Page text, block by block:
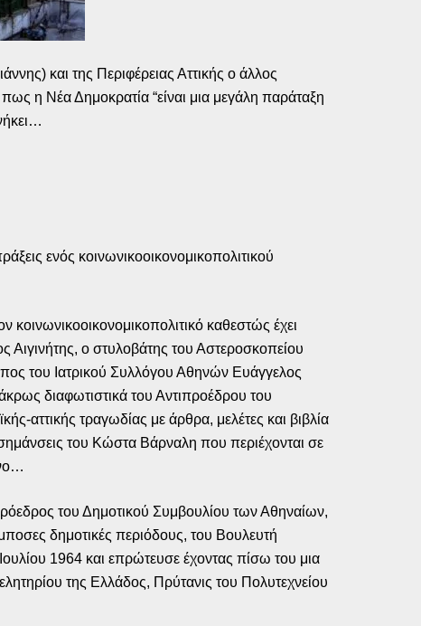
και της Περιφέρειας Αττικής ο άλλος
η Νέα Δημοκρατία “είναι μια μεγάλη παράταξη
ενός κοινωνικοοικονομικοπολιτικού
καθεστώς έχει
Αιγινήτης, ο στυλοβάτης του Αστεροσκοπείου
του Ιατρικού Συλλόγου Αθηνών Ευάγγελος
διαφωτιστικά του Αντιπροέδρου του
αττικής τραγωδίας με άρθρα, μελέτες και βιβλία
του Κώστα Βάρναλη που περιέχονται σε
του Δημοτικού Συμβουλίου των Αθηναίων,
δημοτικές περιόδους, του Βουλευτή
1964 και επρώτευσε έχοντας πίσω του μια
της Ελλάδος, Πρύτανις του Πολυτεχνείου